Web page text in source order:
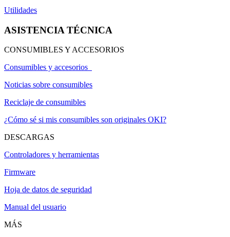
Utilidades
ASISTENCIA TÉCNICA
CONSUMIBLES Y ACCESORIOS
Consumibles y accesorios
Noticias sobre consumibles
Reciclaje de consumibles
¿Cómo sé si mis consumibles son originales OKI?
DESCARGAS
Controladores y herramientas
Firmware
Hoja de datos de seguridad
Manual del usuario
MÁS